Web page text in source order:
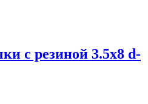
с резиной 3.5х8 d-